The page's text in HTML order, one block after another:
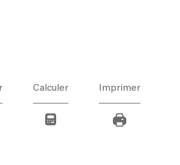
Calculer Imprimer